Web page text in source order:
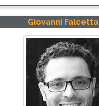
por parte da América do
Permanente de Estudos de
Advogados de São Paulo - e
de estudos sobre o tema.
Giovanni Falcetta